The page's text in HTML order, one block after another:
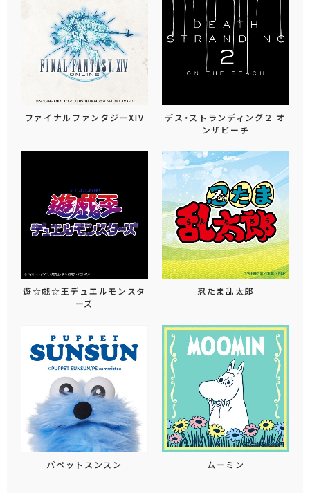
ファイナルファンタジーXIV
デス・ストランディング２ オ
ンザビーチ
遊☆戯☆王デュエルモンスタ
ーズ
忍たま乱太郎
パペットスンスン ムーミン